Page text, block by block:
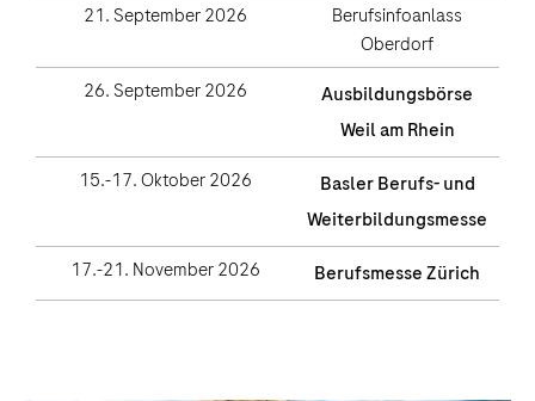
21. September 2026
Berufsinfoanlass
Oberdorf
26. September 2026
Ausbildungsbörse
Weil am Rhein
15.-17. Oktober 2026
Basler Berufs- und
Weiterbildungsmesse
17.-21. November 2026
Berufsmesse Zürich